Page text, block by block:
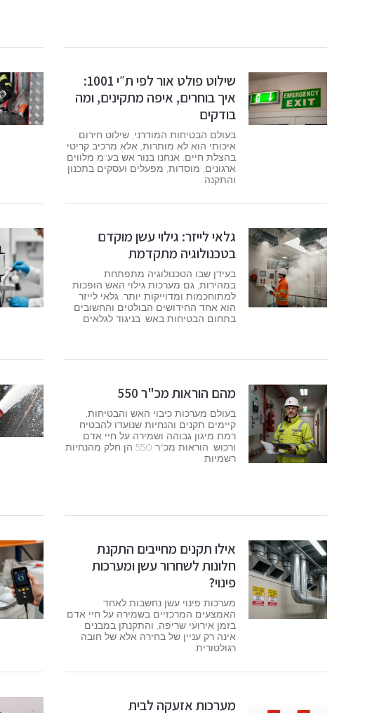
שילוט פולט אור לפי ת״י 1001:
איך בוחרים, איפה מתקינים, ומה
בודקים
בעולם הבטיחות המודרני, שילוט חירום
איכותי הוא לא מותרות, אלא מרכיב קריטי
בהצלת חיים. אנחנו בנור אש בע"מ מלווים
ארגונים, מוסדות, מפעלים ועסקים בתכנון
והתקנה
גלאי לייזר: גילוי עשן מוקדם
בטכנולוגיה מתקדמת
בעידן שבו הטכנולוגיה מתפתחת
במהירות, גם מערכות גילוי האש הופכות
למתוחכמות ומדוייקות יותר. גלאי לייזר
הוא אחד החידושים הבולטים והחשובים
בתחום הבטיחות באש. בניגוד לגלאים
מהם הוראות מכ"ר 550
בעולם מערכות כיבוי האש והבטיחות,
קיימים תקנים והנחיות שנועדו להבטיח
רמת מיגון גבוהה ושמירה על חיי אדם
ורכוש. הוראות מכ"ר 550 הן חלק מהנחיות
רשמיות
אילו תקנים מחייבים התקנת
חלונות לשחרור עשן ומערכות
פינוי?
מערכות פינוי עשן נחשבות לאחד
האמצעים המרכזיים בשמירה על חיי אדם
בזמן אירועי שריפה, והתקנתן במבנים
אינה רק עניין של בחירה אלא של חובה
רגולטורית.
מערכות אזעקה לבית